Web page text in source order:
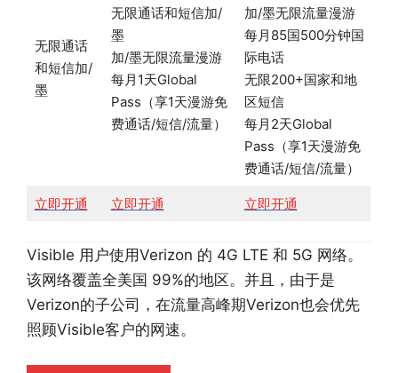
无限通话
和短信加/
墨
无限通话和短信加/
墨
加/墨无限流量漫游
每月1天Global
Pass（享1天漫游免
费通话/短信/流量）
加/墨无限流量漫游
每月85国500分钟国
际电话
无限200+国家和地
区短信
每月2天Global
Pass（享1天漫游免
费通话/短信/流量）
立即开通 立即开通 立即开通
Visible 用户使用Verizon 的 4G LTE 和 5G 网络。
该网络覆盖全美国 99%的地区。并且，由于是
Verizon的子公司，在流量高峰期Verizon也会优先
照顾Visible客户的网速。